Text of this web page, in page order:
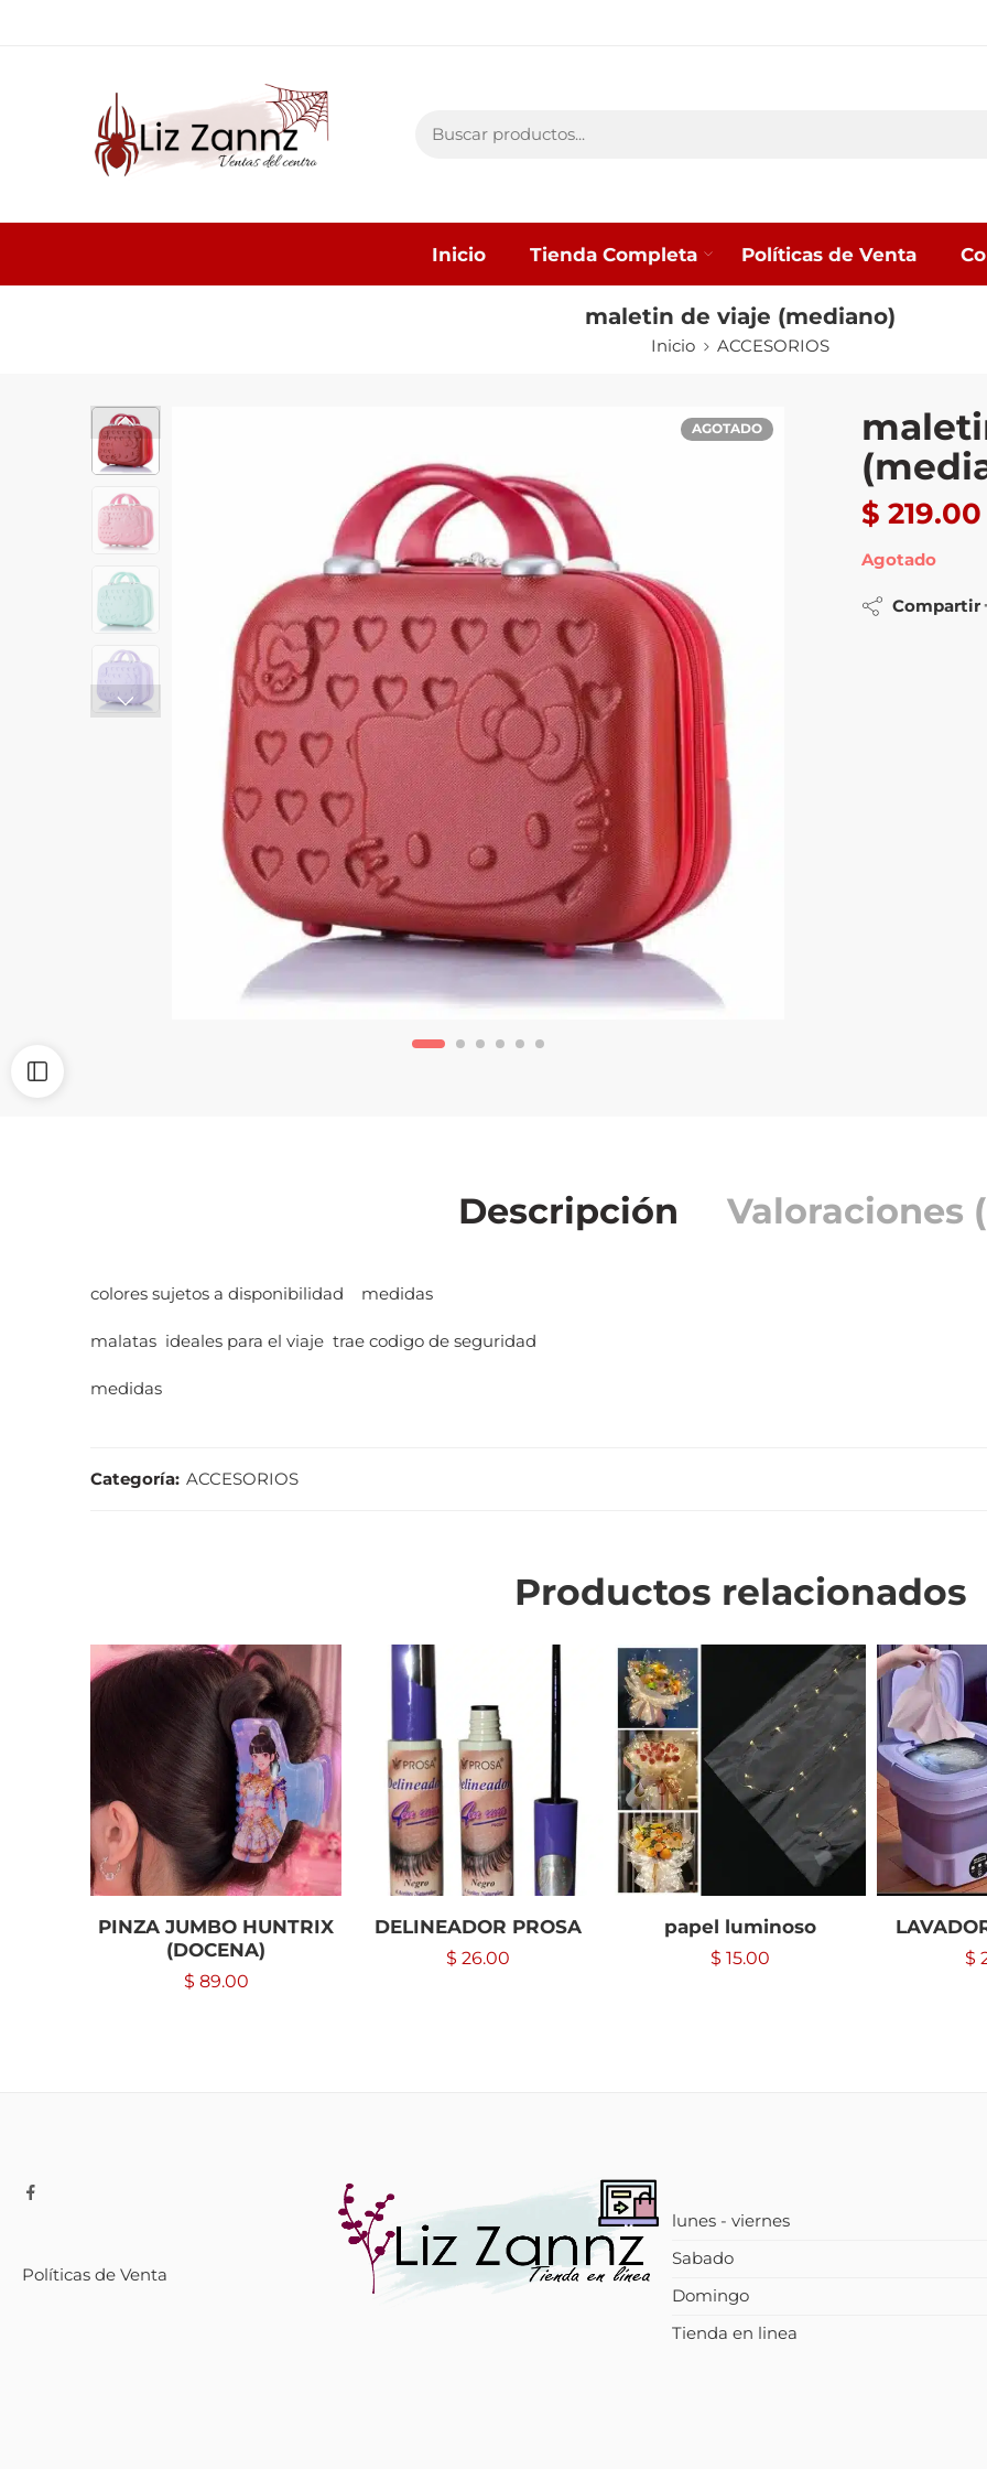
Inicio Tienda Completa Políticas de Venta
maletin de viaje (mediano)
Inicio ACCESORIOS
AGOTADO
$ 219.00
Agotado
Compartir
Descripción Valoraciones
colores sujetos a disponibilidad medidas
malatas ideales para el viaje trae codigo de seguridad
medidas
Categoría: ACCESORIOS
Productos relacionados
PINZA JUMBO HUNTRIX
(DOCENA)
$ 89.00
DELINEADOR PROSA
$ 26.00
papel luminoso
$ 15.00 $
Políticas de Venta
lunes - viernes
Sabado
Domingo
Tienda en linea